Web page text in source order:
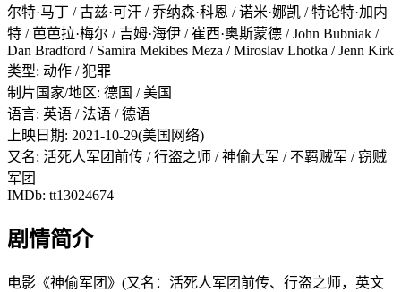
尔特·马丁 / 古兹·可汗 / 乔纳森·科恩 / 诺米·娜凯 / 特论特·加内
特 / 芭芭拉·梅尔 / 吉姆·海伊 / 崔西·奥斯蒙德 / John Bubniak /
Dan Bradford / Samira Mekibes Meza / Miroslav Lhotka / Jenn Kirk
类型: 动作 / 犯罪
制片国家/地区: 德国 / 美国
语言: 英语 / 法语 / 德语
上映日期: 2021-10-29(美国网络)
又名: 活死人军团前传 / 行盗之师 / 神偷大军 / 不羁贼军 / 窃贼
军团
IMDb: tt13024674
剧情简介
电影《神偷军团》(又名：活死人军团前传、行盗之师，英文